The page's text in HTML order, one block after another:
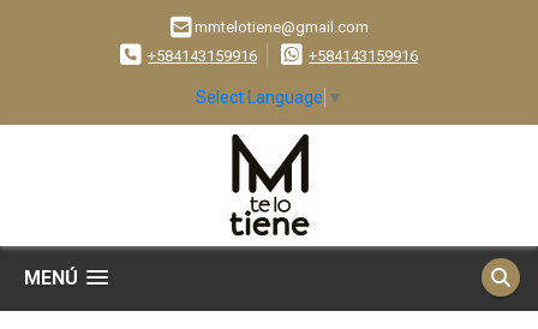
mmtelotiene@gmail.com
+584143159916
+584143159916
Select Language ▼
MENÚ